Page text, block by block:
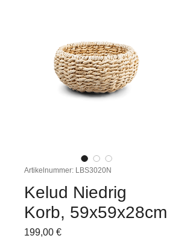
Artikelnummer: LBS3020N
Kelud Niedrig
Korb, 59x59x28cm
199,00 €Preis